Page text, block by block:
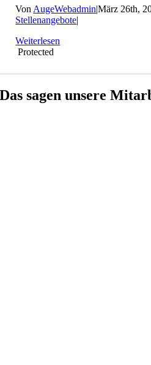
Von AugeWebadmin|März 26th,
Stellenangebote|
Weiterlesen
Protected
Das sagen unsere